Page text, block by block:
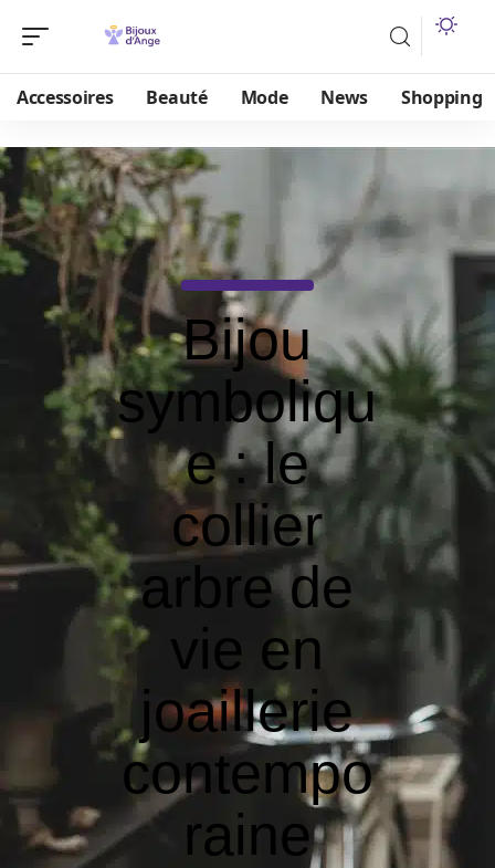
Accessoires Beauté Mode News Shopping
Bijou
symboliqu
e : le
collier
arbre de
vie en
joaillerie
contempo
raine